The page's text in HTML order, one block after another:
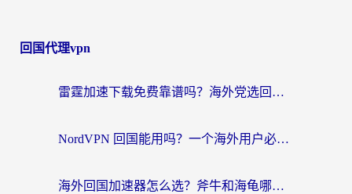
回国代理vpn
雷霆加速下载免费靠谱吗？海外党选回国加速器的避坑指南（附热门工具对比）
NordVPN 回国能用吗？一个海外用户必须面对的真实困境
海外回国加速器怎么选？斧牛和海龟哪个好？一篇帮你避开坑的实用指南